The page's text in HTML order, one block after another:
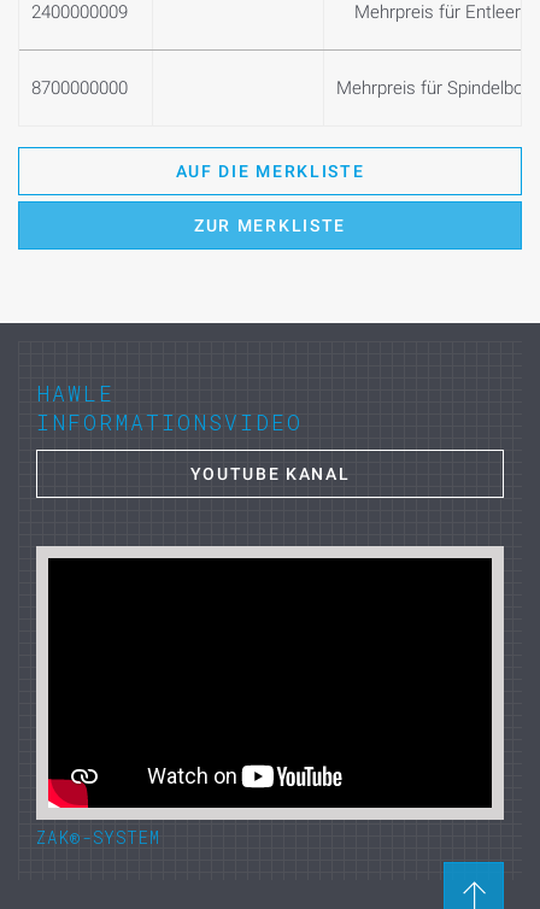
2400000009 Mehrpreis für
8700000000 Mehrpreis für
AUF DIE MERKLISTE
ZUR MERKLISTE
HAWLE
INFORMATIONSVIDEO
YOUTUBE KANAL
ZAK®-SYSTEM